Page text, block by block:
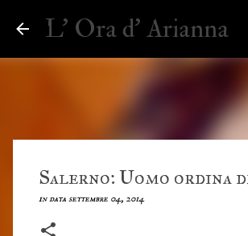
L' Ora d' Arianna
Salerno: Uomo ordina
in data settembre 04, 2014